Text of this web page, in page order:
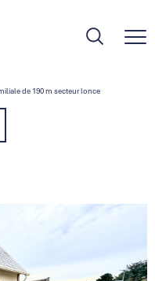
de 190 m secteur lonce